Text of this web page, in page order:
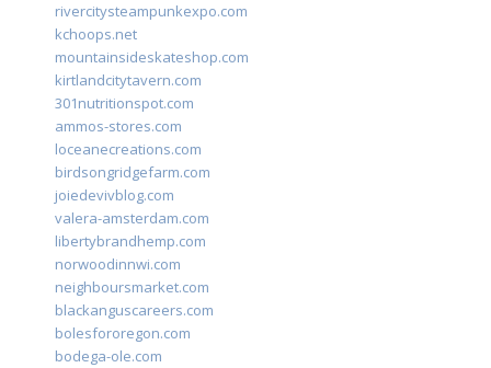
rivercitysteampunkexpo.com
kchoops.net
mountainsideskateshop.com
kirtlandcitytavern.com
301nutritionspot.com
ammos-stores.com
loceanecreations.com
birdsongridgefarm.com
joiedevivblog.com
valera-amsterdam.com
libertybrandhemp.com
norwoodinnwi.com
neighboursmarket.com
blackanguscareers.com
bolesfororegon.com
bodega-ole.com